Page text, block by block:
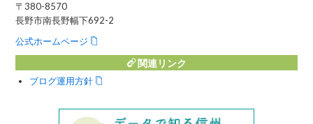
〒380-8570
長野市南長野幅下692-2
公式ホームページ
関連リンク
ブログ運用方針